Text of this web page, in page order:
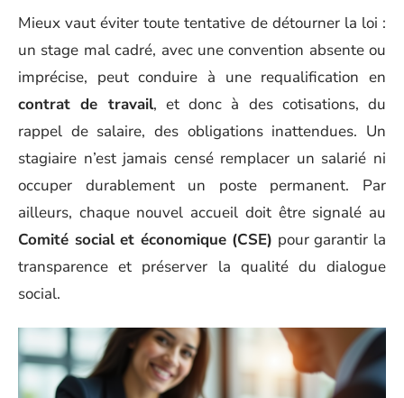
Mieux vaut éviter toute tentative de détourner la loi :
un stage mal cadré, avec une convention absente ou
imprécise, peut conduire à une requalification en
contrat de travail, et donc à des cotisations, du
rappel de salaire, des obligations inattendues. Un
stagiaire n’est jamais censé remplacer un salarié ni
occuper durablement un poste permanent. Par
ailleurs, chaque nouvel accueil doit être signalé au
Comité social et économique (CSE) pour garantir la
transparence et préserver la qualité du dialogue
social.